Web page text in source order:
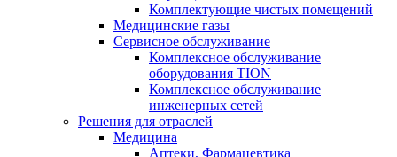
Комплектующие чистых помещений
Медицинские газы
Сервисное обслуживание
Комплексное обслуживание
оборудования TION
Комплексное обслуживание
инженерных сетей
Решения для отраслей
Медицина
Аптеки, Фармацевтика